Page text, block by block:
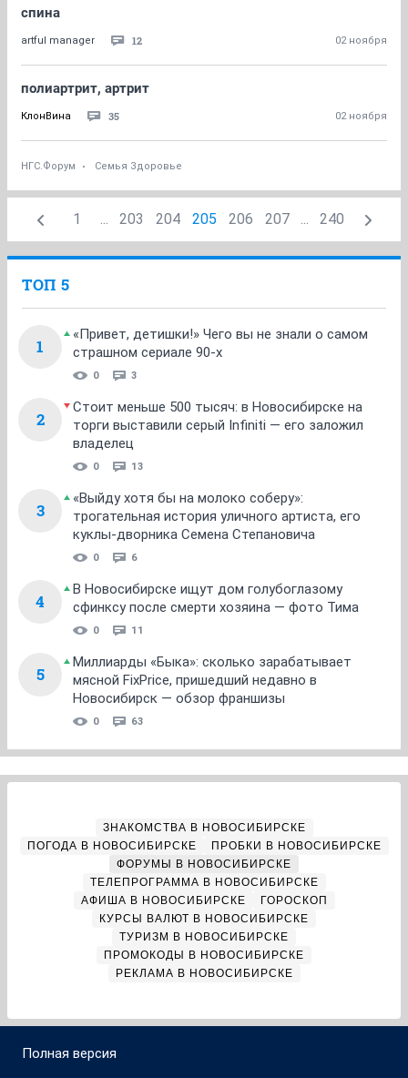
спина
artful manager 12 02 ноября
полиартрит, артрит
КлонВина 35 02 ноября
НГС.Форум Семья Здоровье
1 ... 203 204 205 206 207 ... 240
ТОП 5
1
«Привет, детишки!» Чего вы не знали о самом
страшном сериале 90-х
0 3
2
Стоит меньше 500 тысяч: в Новосибирске на
торги выставили серый Infiniti — его заложил
владелец
0 13
3
«Выйду хотя бы на молоко соберу»:
трогательная история уличного артиста, его
куклы-дворника Семена Степановича
0 6
4
В Новосибирске ищут дом голубоглазому
сфинксу после смерти хозяина — фото Тима
0 11
5
Миллиарды «Быка»: сколько зарабатывает
мясной FixPrice, пришедший недавно в
Новосибирск — обзор франшизы
0 63
ЗНАКОМСТВА В НОВОСИБИРСКЕ
ПОГОДА В НОВОСИБИРСКЕ
ПРОБКИ В НОВОСИБИРСКЕ
ФОРУМЫ В НОВОСИБИРСКЕ
ТЕЛЕПРОГРАММА В НОВОСИБИРСКЕ
АФИША В НОВОСИБИРСКЕ
ГОРОСКОП
КУРСЫ ВАЛЮТ В НОВОСИБИРСКЕ
ТУРИЗМ В НОВОСИБИРСКЕ
ПРОМОКОДЫ В НОВОСИБИРСКЕ
РЕКЛАМА В НОВОСИБИРСКЕ
Полная версия